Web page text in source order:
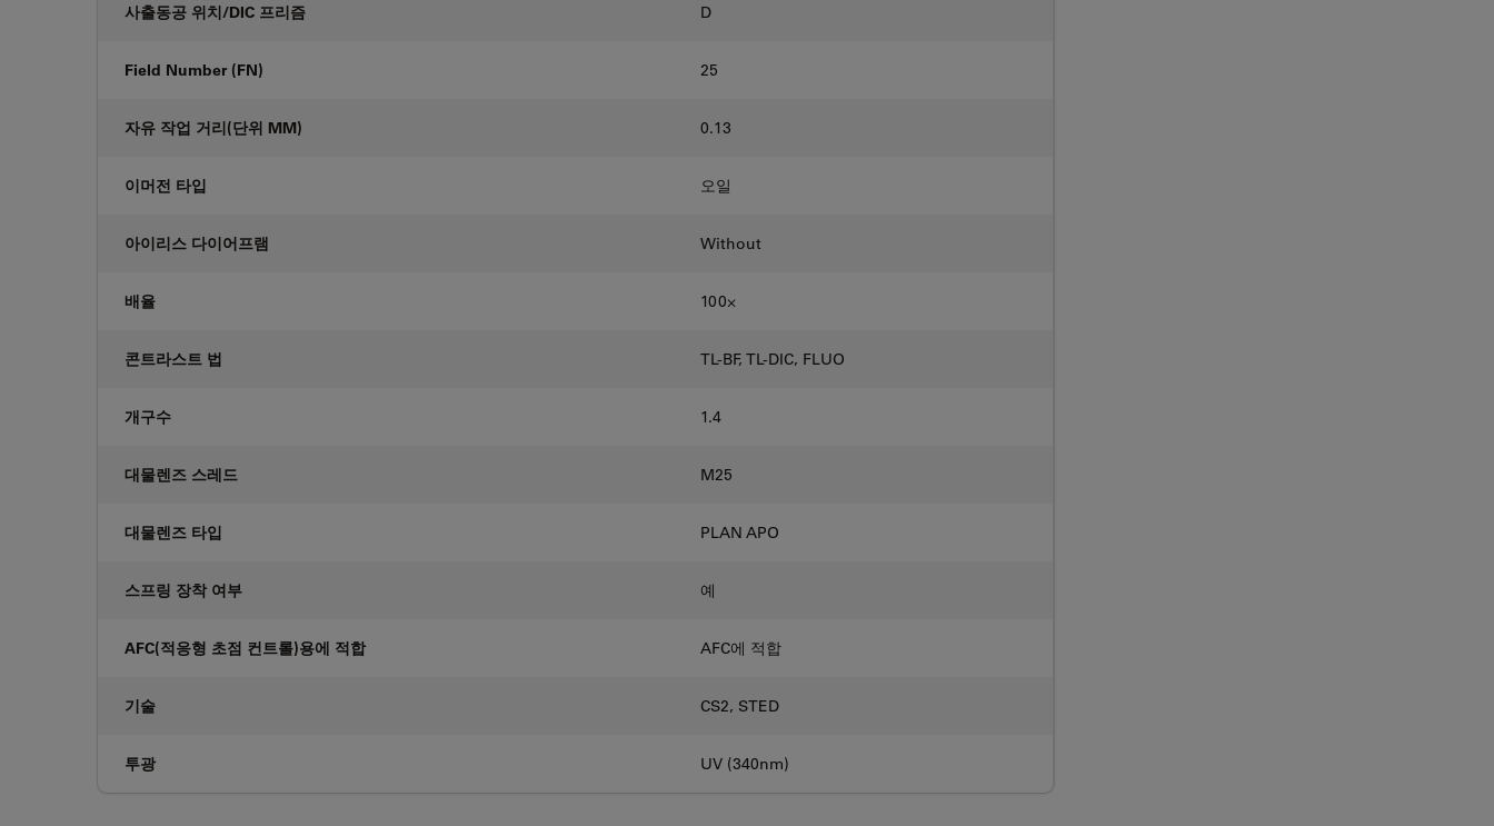
사출동공 위치/DIC 프리즘 D
Field Number (FN) 25
자유 작업 거리(단위 MM) 0.13
이머전 타입 오일
아이리스 다이어프램 Without
배율 100⨉
콘트라스트 법 TL-BF, TL-DIC, FLUO
개구수 1.4
대물렌즈 스레드 M25
대물렌즈 타입 PLAN APO
스프링 장착 여부 예
AFC(적응형 초점 컨트롤)용에 적합 AFC에 적합
기술 CS2, STED
투광 UV (340nm)